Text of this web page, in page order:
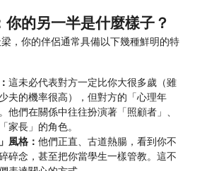
你的另一半是什麼樣子？
，你的伴侶通常具備以下幾種鮮明的特
這未必代表對方一定比你大很多歲（雖
夫的機率很高），但對方的「心理年
他們在關係中往往扮演著「照顧者」、
家長」的角色。
風格： 他們正直、古道熱腸，看到你不
碎念，甚至把你當學生一樣管教。這不